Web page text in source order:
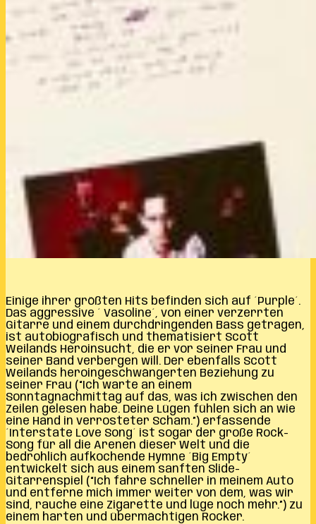
Einige ihrer größten Hits befinden sich auf ´Purple´.
Das aggressive ´ Vasoline´, von einer verzerrten
Gitarre und einem durchdringenden Bass getragen,
ist autobiografisch und thematisiert Scott
Weilands Heroinsucht, die er vor seiner Frau und
seiner Band verbergen will. Der ebenfalls Scott
Weilands heroingeschwängerten Beziehung zu
seiner Frau (“Ich warte an einem
Sonntagnachmittag auf das, was ich zwischen den
Zeilen gelesen habe. Deine Lügen fühlen sich an wie
eine Hand in verrosteter Scham.”) erfassende
´Interstate Love Song´ ist sogar der große Rock-
Song für all die Arenen dieser Welt und die
bedrohlich aufkochende Hymne ´Big Empty´
entwickelt sich aus einem sanften Slide-
Gitarrenspiel (“Ich fahre schneller in meinem Auto
und entferne mich immer weiter von dem, was wir
sind, rauche eine Zigarette und lüge noch mehr.”) zu
einem harten und übermächtigen Rocker.